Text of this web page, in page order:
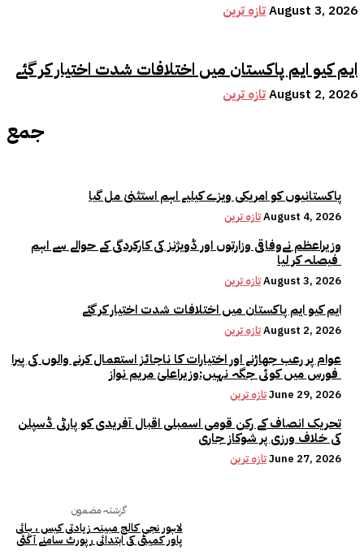
تازہ ترینAugust 3, 2026
ایم کیو ایم پاکستان میں اختلافات شدت اختیار کر گئے
تازہ ترینAugust 2, 2026
جمع
پاکستانیوں کو امریکی ویزے کیلیے اہم استثنیٰ مل گیا
تازہ ترینAugust 4, 2026
وزیراعظم نےوفاقی وزارتوں اور ڈویژنز کی کارکردگی کے حوالے سے اہم
تازہ ترینAugust 3, 2026
ایم کیو ایم پاکستان میں اختلافات شدت اختیار کر گئے
تازہ ترینAugust 2, 2026
عوام پر رعب جھاڑنے اور اختیارات کا ناجائز استعمال کرنے والوں کی پیرا
تازہ ترینJune 29, 2026
تحریک انصاف کے رکن قومی اسمبلی اقبال آفریدی کو پارٹی ڈسپلن
کی خلاف ورزی پر شوکاز جاری
تازہ ترینJune 27, 2026
گزشتہ مضمون
لاہور نجی کالج مبینہ زیادتی کیس ، ہائی
پاور کمیٹی کی ابتدائی رپورٹ سامنے آ گئی